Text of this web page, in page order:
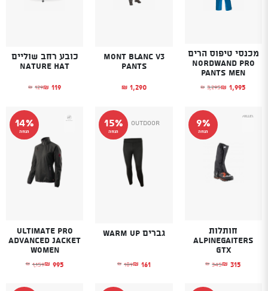
מכנסי טיפוס הרים
Nordwand pro
pants men
₪ 3,295
המחיר המקורי היה: ₪3,295.₪ 1,995 המחיר הנוכחי הוא: ₪1,995.
Mont Blanc V3
Pants
₪ 1,290
כובע רחב שוליים
NATURE Hat
₪ 129
המחיר המקורי₪ 119 המחיר הנוכחי
9%
הנחה
חותלות
Alpinegaiters
Gtx
₪ 345
המחיר המקורי היה: ₪345.₪ 315 המחיר הנוכחי הוא: ₪315.
15%
הנחה
Outdoor
גברים WARM UP
₪ 189
המחיר המקורי היה: ₪189.₪ 161 המחיר הנוכחי הוא: ₪161.
14%
הנחה
Ultimate Pro
advanced Jacket
Women
₪ 1,159
המחיר המקורי₪ 995 המחיר הנוכחי